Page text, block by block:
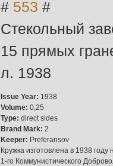
# 553 #
Стекольный
15 прямых
л. 1938
Issue Year: 1938
Volume: 0,25
Type: direct sides
Brand Mark: 2
Keeper: Preferansov
Кружка изготовлена в 1938
1-го Коммунистического